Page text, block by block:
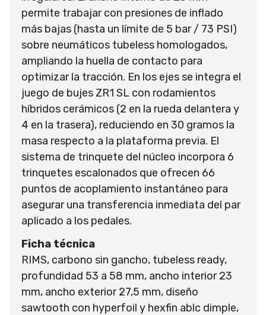
permite trabajar con presiones de inflado
más bajas (hasta un límite de 5 bar / 73 PSI)
sobre neumáticos tubeless homologados,
ampliando la huella de contacto para
optimizar la tracción. En los ejes se integra el
juego de bujes ZR1 SL con rodamientos
híbridos cerámicos (2 en la rueda delantera y
4 en la trasera), reduciendo en 30 gramos la
masa respecto a la plataforma previa. El
sistema de trinquete del núcleo incorpora 6
trinquetes escalonados que ofrecen 66
puntos de acoplamiento instantáneo para
asegurar una transferencia inmediata del par
aplicado a los pedales.
Ficha técnica
RIMS, carbono sin gancho, tubeless ready,
profundidad 53 a 58 mm, ancho interior 23
mm, ancho exterior 27,5 mm, diseño
sawtooth con hyperfoil y hexfin ablc dimple,